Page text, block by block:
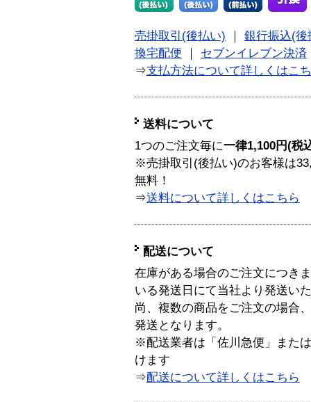
売掛取引(後払い)
銀行振込(後
換宅配便
セブンイレブン決済
⇒支払方法について詳しくはこ
送料について
1つのご注文毎に一律1,100円(税
※売掛取引(後払い)のお客様は
無料！
⇒送料について詳しくはこちら
配送について
在庫がある場合のご注文につき
いる発送日にて当社より発送い
尚、複数の商品をご注文の場合
発送となります。
※配送業者は「佐川急便」また
けます
⇒配送について詳しくはこちら